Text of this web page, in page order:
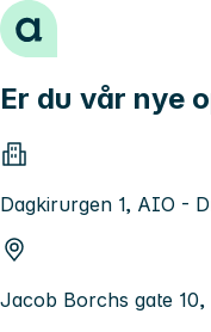
Hopp til innhold
Er du vår nye
Dagkirurgen 1, AIO -
Jacob Borchs gate